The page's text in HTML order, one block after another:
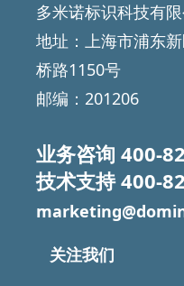
多米诺标识科技有
地址：上海市浦东
桥路1150号
邮编：201206
业务咨询 400-
技术支持400-
关注我们